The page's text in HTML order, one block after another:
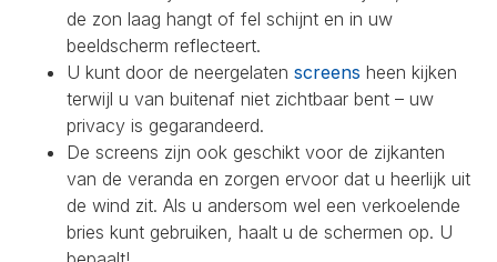
de zon laag hangt of fel schijnt en in uw
beeldscherm reflecteert.
U kunt door de neergelaten screens heen kijken
terwijl u van buitenaf niet zichtbaar bent – uw
privacy is gegarandeerd.
De screens zijn ook geschikt voor de zijkanten
van de veranda en zorgen ervoor dat u heerlijk uit
de wind zit. Als u andersom wel een verkoelende
bries kunt gebruiken, haalt u de schermen op. U